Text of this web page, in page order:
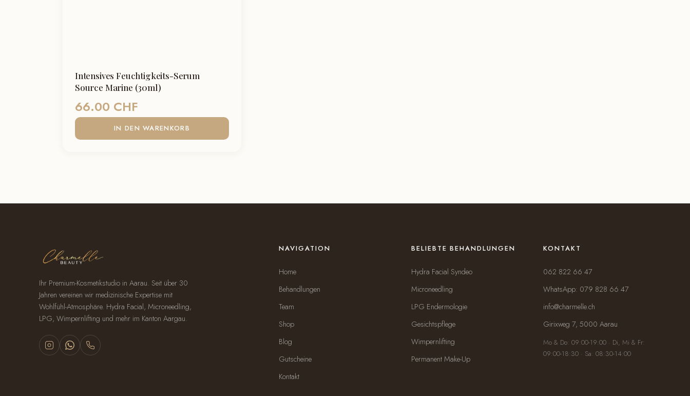
Intensives Feuchtigkeits-Serum
Source Marine (30ml)
66.00 CHF
IN DEN WARENKORB
Ihr Premium-Kosmetikstudio in Aarau. Seit über 30
Jahren vereinen wir medizinische Expertise mit
Wohlfühl-Atmosphäre. Hydra Facial, Microneedling,
LPG, Wimpernlifting und mehr im Kanton Aargau.
NAVIGATION
Home
Behandlungen
Team
Shop
Blog
Gutscheine
Kontakt
BELIEBTE BEHANDLUNGEN
Hydra Facial Syndeo
Microneedling
LPG Endermologie
Gesichtspflege
Wimpernlifting
Permanent Make-Up
KONTAKT
062 822 66 47
WhatsApp: 079 828 66 47
info@charmelle.ch
Girixweg 7, 5000 Aarau
Mo & Do: 09:00-19:00 · Di, Mi & Fr:
09:00-18:30 · Sa: 08:30-14:00